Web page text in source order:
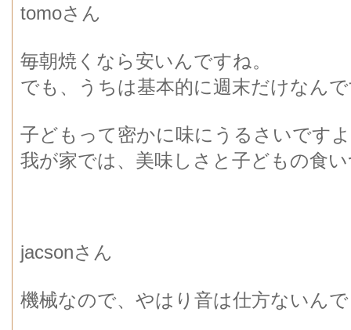
tomoさん
毎朝焼くなら安いんですね。
でも、うちは基本的に週末だけなん
子どもって密かに味にうるさいです
我が家では、美味しさと子どもの食
jacsonさん
機械なので、やはり音は仕方ないん